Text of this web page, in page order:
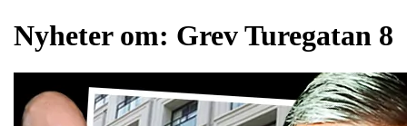
Nyheter om: Grev Turegatan 8